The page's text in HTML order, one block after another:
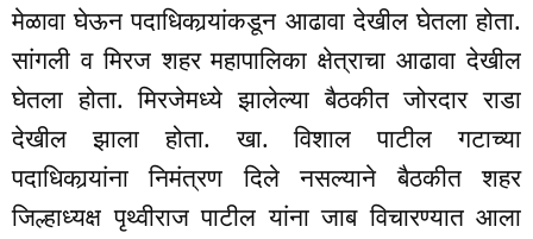
मेळावा घेऊन पदाधिकार्‍यांकडून आढावा देखील घेतला होता.
सांगली व मिरज शहर महापालिका क्षेत्राचा आढावा देखील
घेतला होता. मिरजेमध्ये झालेल्या बैठकीत जोरदार राडा
देखील झाला होता. खा. विशाल पाटील गटाच्या
पदाधिकार्‍यांना निमंत्रण दिले नसल्याने बैठकीत शहर
जिल्हाध्यक्ष पृथ्वीराज पाटील यांना जाब विचारण्यात आला